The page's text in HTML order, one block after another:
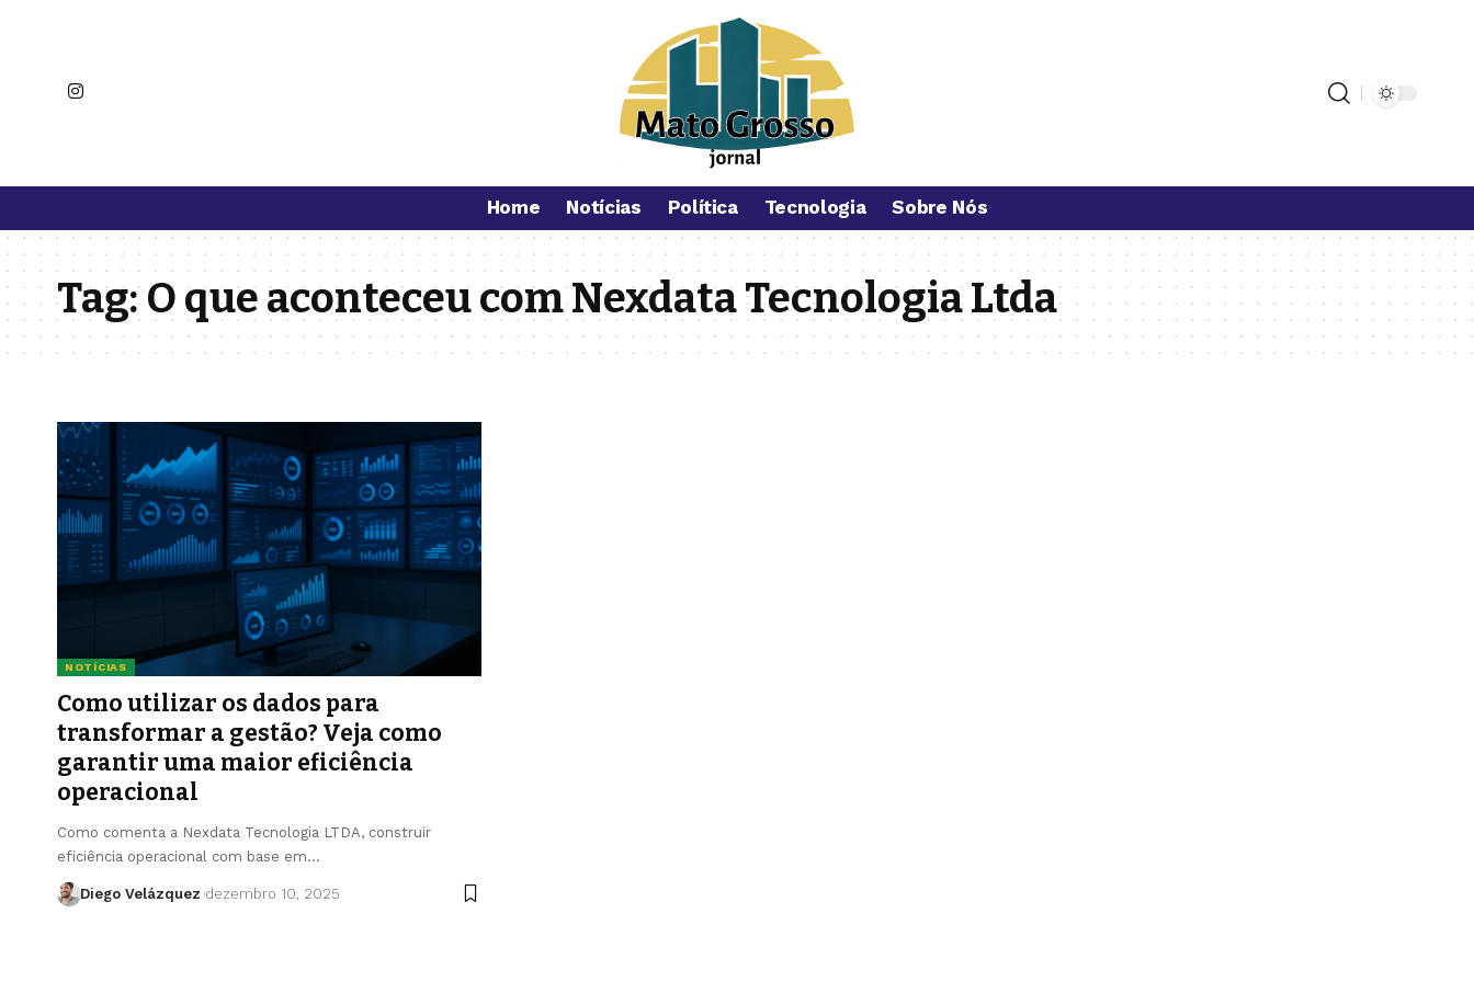
Home Notícias Política Tecnologia Sobre Nós
Tag:O que aconteceu com Nexdata Tecnologia Ltda
NOTÍCIAS
Como utilizar os dados para
transformar a gestão? Veja como
garantir uma maior eficiência
operacional
Como comenta a Nexdata Tecnologia LTDA, construir
eficiência operacional com base em…
Diego Velázquez dezembro 10, 2025